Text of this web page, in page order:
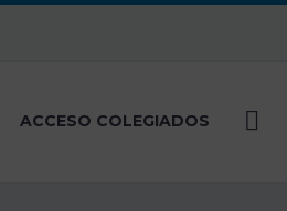
ACCESO COLEGIADOS